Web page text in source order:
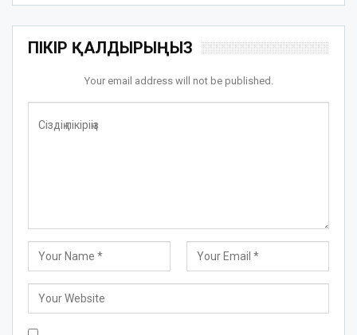
ПІКІР ҚАЛДЫРЫҢЫЗ
Your email address will not be published.